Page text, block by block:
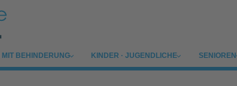
MIT BEHINDERUNG SUBMENU FOR
KINDER · JUGENDLICHE SUBMENU
SENIOREN